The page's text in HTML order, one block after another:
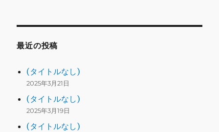
最近の投稿
(タイトルなし)
2025年3月21日
(タイトルなし)
2025年3月19日
(タイトルなし)